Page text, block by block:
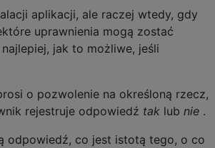
aplikacji, ale raczej wtedy, gdy
uprawnienia mogą zostać
jak to możliwe, jeśli
o pozwolenie na określoną rzecz,
rejestruje odpowiedź tak lub nie .
odpowiedź, co jest istotą tego, o co